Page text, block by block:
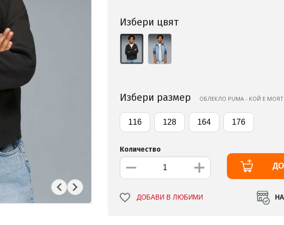
Избери цвят
Избери размер ОБЛЕКЛО PUMA - КОЙ Е
116 128 164 176
Количество
ДОБАВИ В ЛЮБИМИ